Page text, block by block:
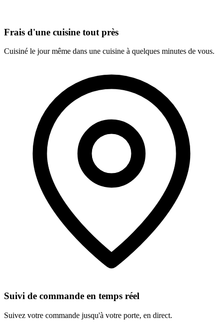
Frais d'une cuisine tout près
Cuisiné le jour même dans une cuisine à quelques minutes de vous.
Suivi de commande en temps réel
Suivez votre commande jusqu'à votre porte, en direct.